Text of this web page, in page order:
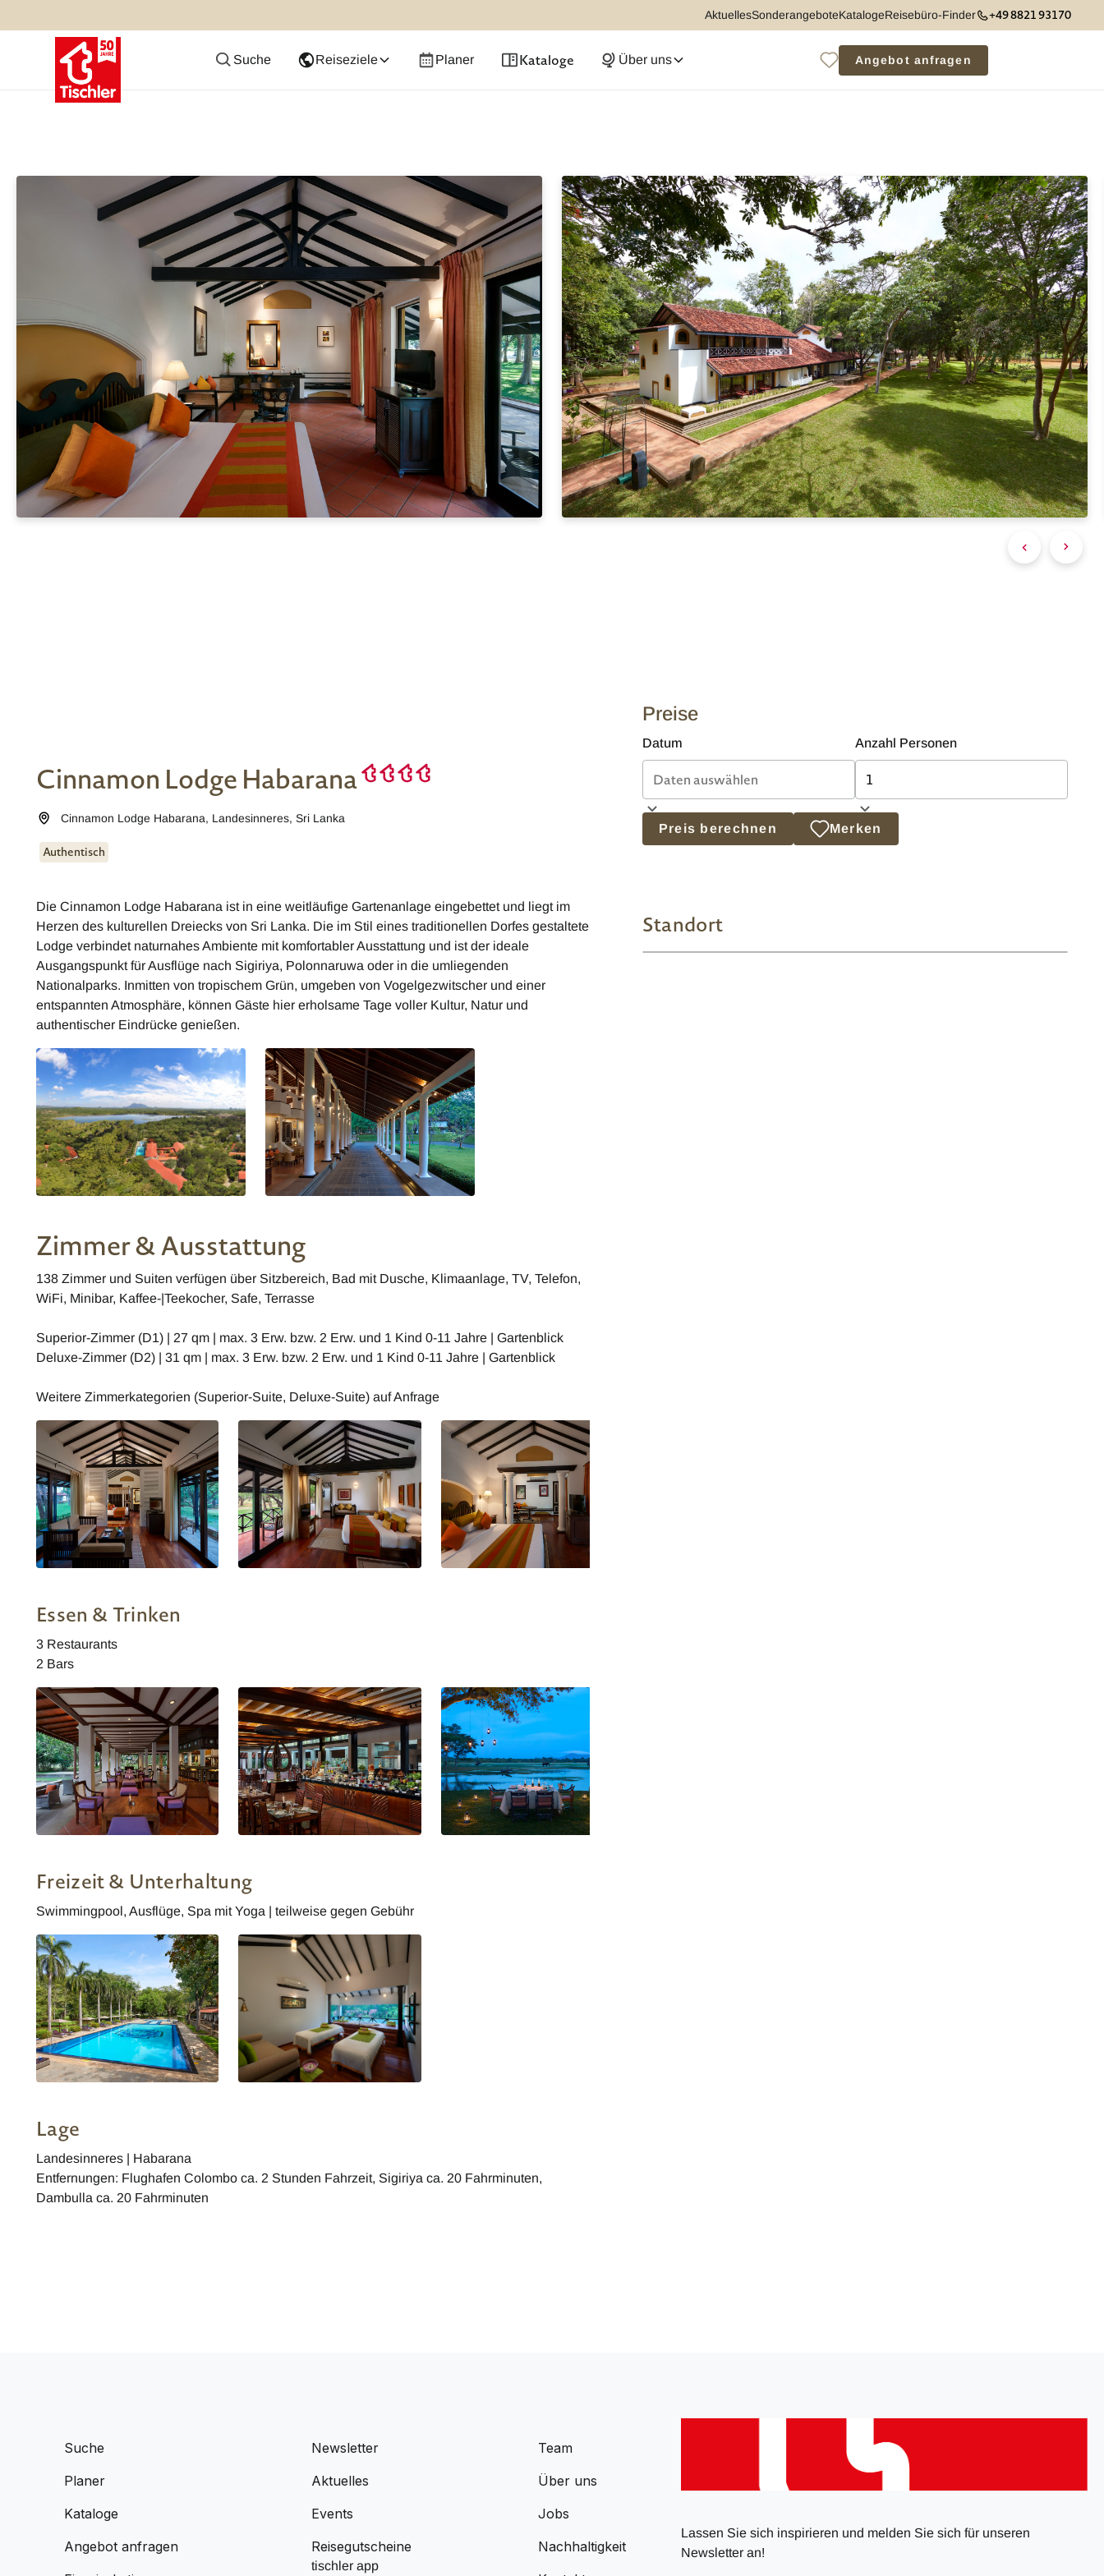
AktuellesSonderangeboteKatalogeReisebüro-Finder +49 8821 93170
Suche Reiseziele Planer Kataloge Über uns Angebot anfragen
Cinnamon Lodge Habarana
Cinnamon Lodge Habarana, Landesinneres,Sri Lanka
Authentisch
Die Cinnamon Lodge Habarana ist in eine weitläufige Gartenanlage eingebettet und liegt im
Herzen des kulturellen Dreiecks von Sri Lanka. Die im Stil eines traditionellen Dorfes gestaltete
Lodge verbindet naturnahes Ambiente mit komfortabler Ausstattung und ist der ideale
Ausgangspunkt für Ausflüge nach Sigiriya, Polonnaruwa oder in die umliegenden
Nationalparks. Inmitten von tropischem Grün, umgeben von Vogelgezwitscher und einer
entspannten Atmosphäre, können Gäste hier erholsame Tage voller Kultur, Natur und
authentischer Eindrücke genießen.
Zimmer & Ausstattung
138 Zimmer und Suiten verfügen über Sitzbereich, Bad mit Dusche, Klimaanlage, TV, Telefon,
WiFi, Minibar, Kaffee-|Teekocher, Safe, Terrasse
Superior-Zimmer (D1) | 27 qm | max. 3 Erw. bzw. 2 Erw. und 1 Kind 0-11 Jahre | Gartenblick
Deluxe-Zimmer (D2) | 31 qm | max. 3 Erw. bzw. 2 Erw. und 1 Kind 0-11 Jahre | Gartenblick
Weitere Zimmerkategorien (Superior-Suite, Deluxe-Suite) auf Anfrage
Essen & Trinken
3 Restaurants
2 Bars
Freizeit & Unterhaltung
Swimmingpool, Ausflüge, Spa mit Yoga | teilweise gegen Gebühr
Lage
Landesinneres | Habarana
Entfernungen: Flughafen Colombo ca. 2 Stunden Fahrzeit, Sigiriya ca. 20 Fahrminuten,
Dambulla ca. 20 Fahrminuten
Preise
Datum Anzahl Personen
Preis berechnen Merken
Standort
Suche
Planer
Kataloge
Angebot anfragen
Newsletter
Aktuelles
Events
Reisegutscheine
tischler app
Team
Über uns
Jobs
Nachhaltigkeit
Lassen Sie sich inspirieren und melden Sie sich für unseren
Newsletter an!